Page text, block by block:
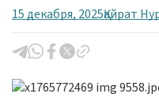
15 декабря, 2025Қайрат